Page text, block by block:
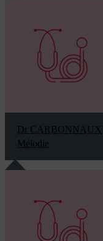
Dr CARBONNAUX
Mélodie